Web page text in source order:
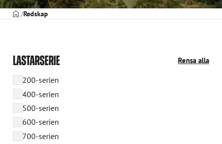
STARTSIDAN
Redskap
LASTARSERIE Rensa alla
200-serien
400-serien
500-serien
600-serien
700-serien